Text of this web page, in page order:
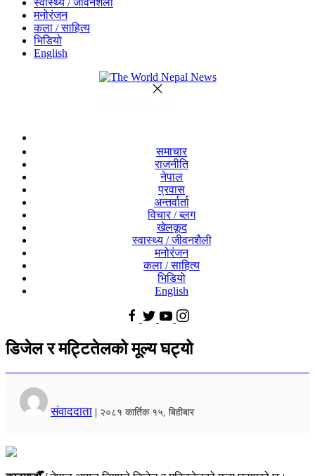
मनोरंजन
कला / साहित्य
भिडियो
English
समाचार
राजनीति
नेपाल
प्रवास
अन्तर्वार्ता
विचार / ब्लग
खेलकूद
स्वास्थ्य / जीवनशैली
मनोरंजन
कला / साहित्य
भिडियो
English
डिजेल र मट्टितेलको मूल्य घट्यो
संवाददाता | २०८१ कार्तिक १५, बिहीबार